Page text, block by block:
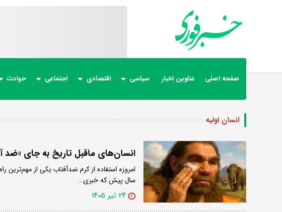
صفحه اصلی عناوین اخبار سیاسی اقتصادی اجتماعی حوادث
انسان اولیه
انسان‌های ماقبل تاریخ به جای «ضد
امروزه استفاده از کرم ضدآفتاب یکی از
سال پیش که خبری…
۲۴ تیر ۱۴۰۵